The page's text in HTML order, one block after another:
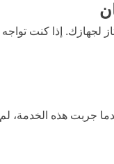
لجهازك. إذا كنت تواجه
جربت هذه الخدمة، لم